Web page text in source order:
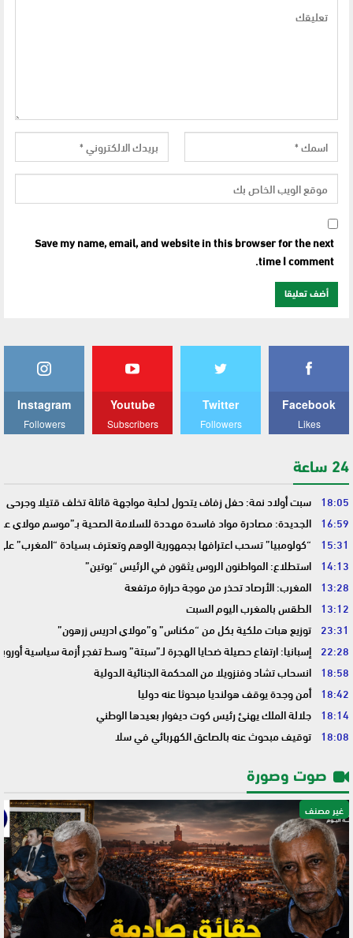
Save my name, email, and website in this browser for the next
time I comment.
Facebook
Likes
Twitter
Followers
Youtube
Subscribers
Instagram
Followers
24 ساعة
18:05 سبت أولاد نمة: حفل زفاف يتحول لحلبة مواجهة قاتلة تخلف قتيلا وجرحى
16:59 الجديدة: مصادرة مواد فاسدة مهددة للسلامة الصحية بـ”موسم مولاي
15:31 “كولومبيا” تسحب اعترافها بجمهورية الوهم وتعترف بسيادة “المغرب”
14:13 استطلاع: المواطنون الروس يثقون في الرئيس “بوتين”
13:28 المغرب: الأرصاد تحذر من موجة حرارة مرتفعة
13:12 الطقس بالمغرب اليوم السبت
23:31 توزيع هبات ملكية بكل من “مكناس” و”مولاي ادريس زرهون”
22:28 إسبانيا: ارتفاع حصيلة ضحايا الهجرة لـ”سبتة” وسط تفجر أزمة سياسية
18:58 انسحاب تشاد وفنزويلا من المحكمة الجنائية الدولية
18:42 أمن وجدة يوقف هولنديا مبحوثا عنه دوليا
18:14 جلالة الملك يهنئ رئيس كوت ديفوار بعيدها الوطني
18:08 توقيف مبحوث عنه بالصاعق الكهربائي في سلا
صوت وصورة
غير مصنف